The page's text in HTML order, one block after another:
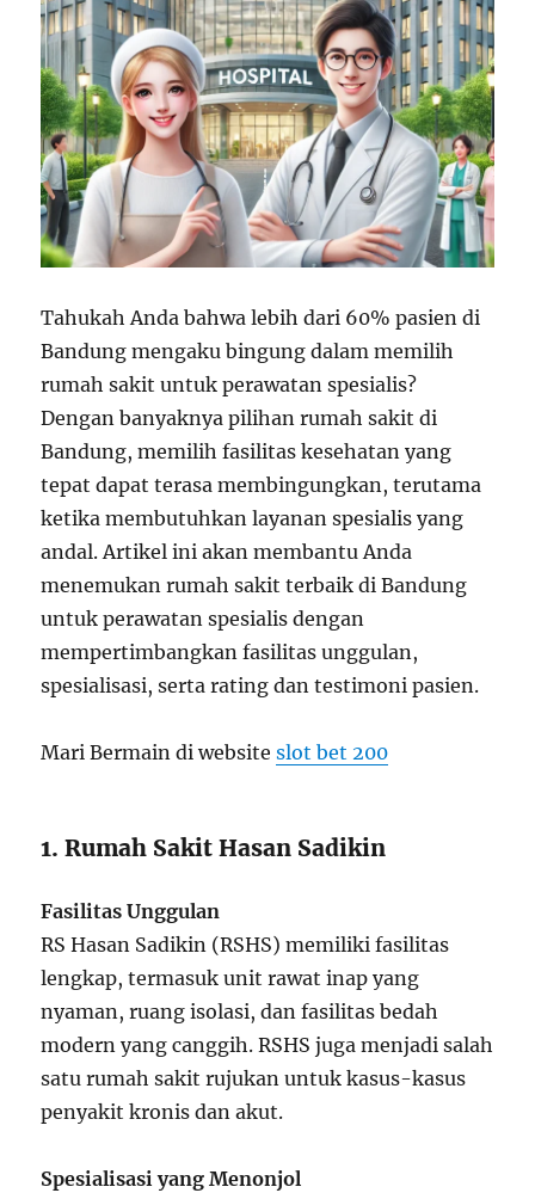
Tahukah Anda bahwa lebih dari 60% pasien di
Bandung mengaku bingung dalam memilih
rumah sakit untuk perawatan spesialis?
Dengan banyaknya pilihan rumah sakit di
Bandung, memilih fasilitas kesehatan yang
tepat dapat terasa membingungkan, terutama
ketika membutuhkan layanan spesialis yang
andal. Artikel ini akan membantu Anda
menemukan rumah sakit terbaik di Bandung
untuk perawatan spesialis dengan
mempertimbangkan fasilitas unggulan,
spesialisasi, serta rating dan testimoni pasien.
Mari Bermain di websiteslot bet 200
1. Rumah Sakit Hasan Sadikin
Fasilitas Unggulan
RS Hasan Sadikin (RSHS) memiliki fasilitas
lengkap, termasuk unit rawat inap yang
nyaman, ruang isolasi, dan fasilitas bedah
modern yang canggih. RSHS juga menjadi salah
satu rumah sakit rujukan untuk kasus-kasus
penyakit kronis dan akut.
Spesialisasi yang Menonjol